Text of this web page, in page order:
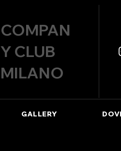
COMPAN
Y CLUB
MILANO
GALLERY